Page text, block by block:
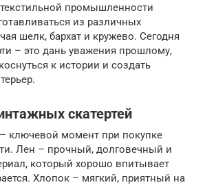
промышленности
из различных
шелк, бархат и кружево. Сегодня
– это дань уважения прошлому,
к истории и создать
скатертей
ключевой момент при покупке
Лен – прочный, долговечный и
который хорошо впитывает
Хлопок – мягкий, приятный на